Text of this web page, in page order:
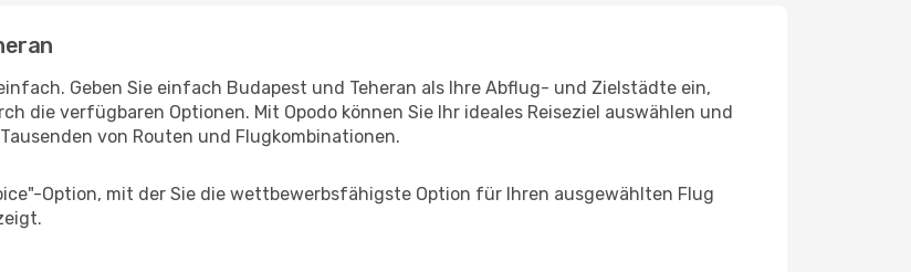
Geben Sie einfach Budapest und Teheran als Ihre Abflug- und Zielstädte ein,
die verfügbaren Optionen. Mit Opodo können Sie Ihr ideales Reiseziel auswählen und
von Routen und Flugkombinationen.
Option, mit der Sie die wettbewerbsfähigste Option für Ihren ausgewählten Flug